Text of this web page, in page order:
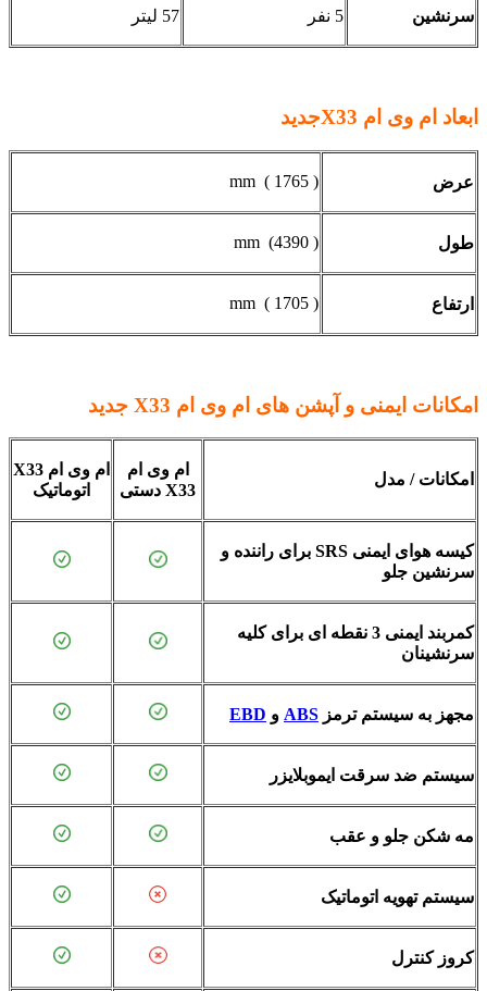
سرنشین 5 نفر 57 لیتر
ابعاد ام وی ام
عرض ( 1765 ) mm
طول ( 4390) mm
ارتفاع ( 1705 ) mm
امکانات ایمنی و آپشن های ام وی ام
امکانات / مدل
ام وی ام
X33 دستی
ام وی ام
اتوماتیک
کیسه هوای ایمنی SRS برای راننده و
سرنشین جلو
کمربند ایمنی 3 نقطه ای برای کلیه
سرنشینان
مجهز به سیستم ترمز ABS و EBD
سیستم ضد سرقت ایموبلایزر
مه شکن جلو و عقب
سیستم تهویه اتوماتیک
کروز کنترل